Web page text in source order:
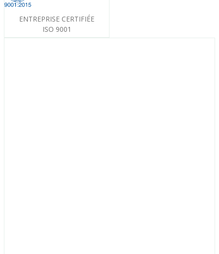
ENTREPRISE CERTIFIÉE
ISO 9001